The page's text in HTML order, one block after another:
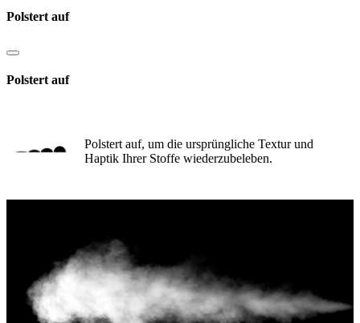
Polstert auf
Polstert auf
Polstert auf, um die ursprüngliche Textur und
Haptik Ihrer Stoffe wiederzubeleben.